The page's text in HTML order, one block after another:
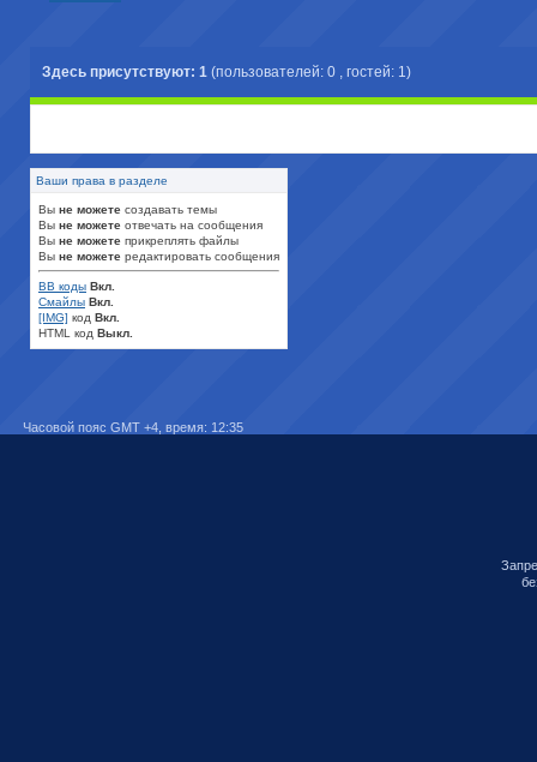
Здесь присутствуют: 1 (пользователей: 0 , гостей: 1)
Ваши права в разделе
Вы не можете создавать темы
Вы не можете отвечать на сообщения
Вы не можете прикреплять файлы
Вы не можете редактировать сообщения
BB коды Вкл.
Смайлы Вкл.
[IMG] код Вкл.
HTML код Выкл.
Часовой пояс GMT +4, время: 12:35